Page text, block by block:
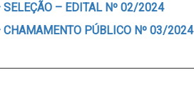
SELEÇÃO – EDITAL Nº 02/2024
CHAMAMENTO PÚBLICO Nº 03/2024